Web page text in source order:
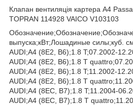
Клапан вентиляція картера A4
TOPRAN 114928 VAICO V103103
выпуска;кВт;Лошадиные силы;куб.
AUDI;A4 (8E2, B6);1.8 T;07.2002-
AUDI;A4 (8E2, B6);1.8 T
AUDI;A4 (8E2, B6);1.8 T;11.2002-
AUDI;A4 (8E2, B6);1.8 T
AUDI;A4 (8EC, B7);1.8 T;11.2004-
AUDI;A4 (8EC, B7);1.8 T